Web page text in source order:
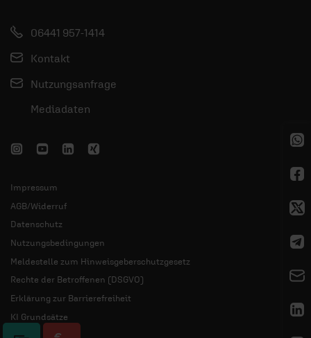
06441 957-1414
Kontakt
Nutzungsanfrage
Mediadaten
Impressum
AGB/Widerruf
Datenschutz
Nutzungsbedingungen
Meldestelle zum Hinweisgeberschutzgesetz
Rechte der Betroffenen (DSGVO)
Erklärung zur Barrierefreiheit
KI Grundsätze